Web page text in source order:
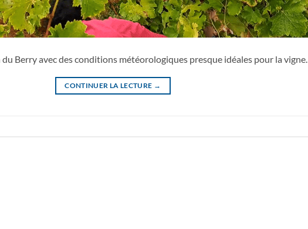
du Berry avec des conditions météorologiques presque idéales pour la vigne.
CONTINUER LA LECTURE →